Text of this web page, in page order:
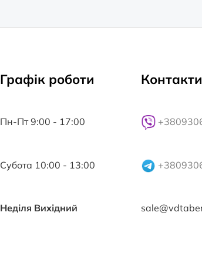
Графік роботи
Пн-Пт 9:00 - 17:00
Субота 10:00 - 13:00
Неділя Вихідний
Контакти